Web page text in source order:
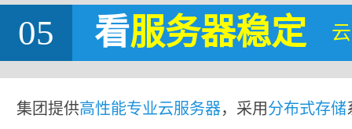
05 看服务器稳定
集团提供高性能专业云服务器，采用分布式存储